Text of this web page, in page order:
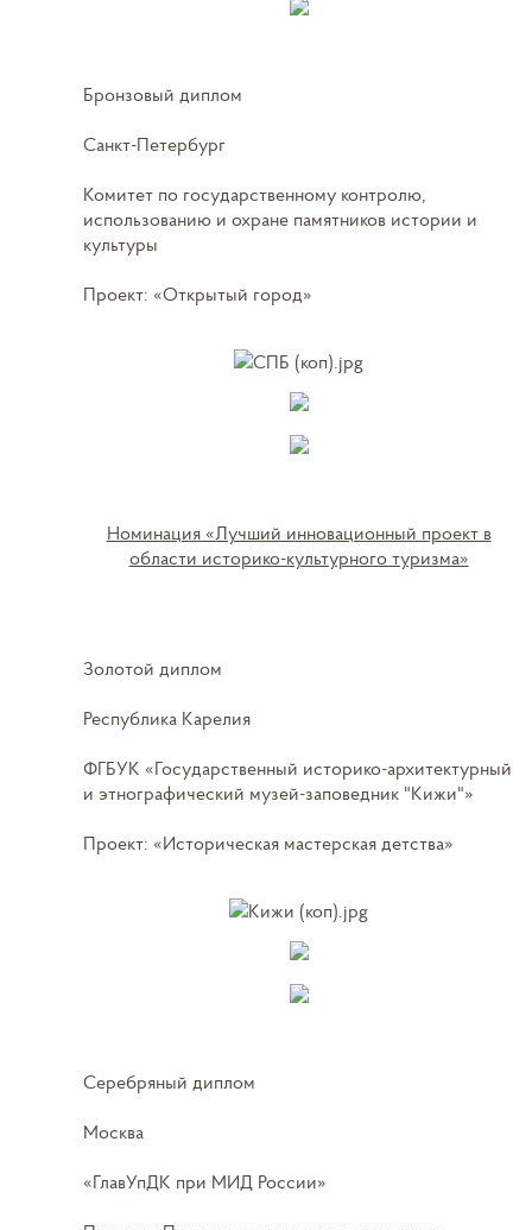
Бронзовый диплом
Санкт-Петербург
Комитет по государственному контролю,
использованию и охране памятников истории и
культуры
Проект: «Открытый город»
Номинация «Лучший инновационный проект в
области историко-культурного туризма»
Золотой диплом
Республика Карелия
ФГБУК «Государственный историко-архитектурный
и этнографический музей-заповедник "Кижи"»
Проект: «Историческая мастерская детства»
Серебряный диплом
Москва
«ГлавУпДК при МИД России»